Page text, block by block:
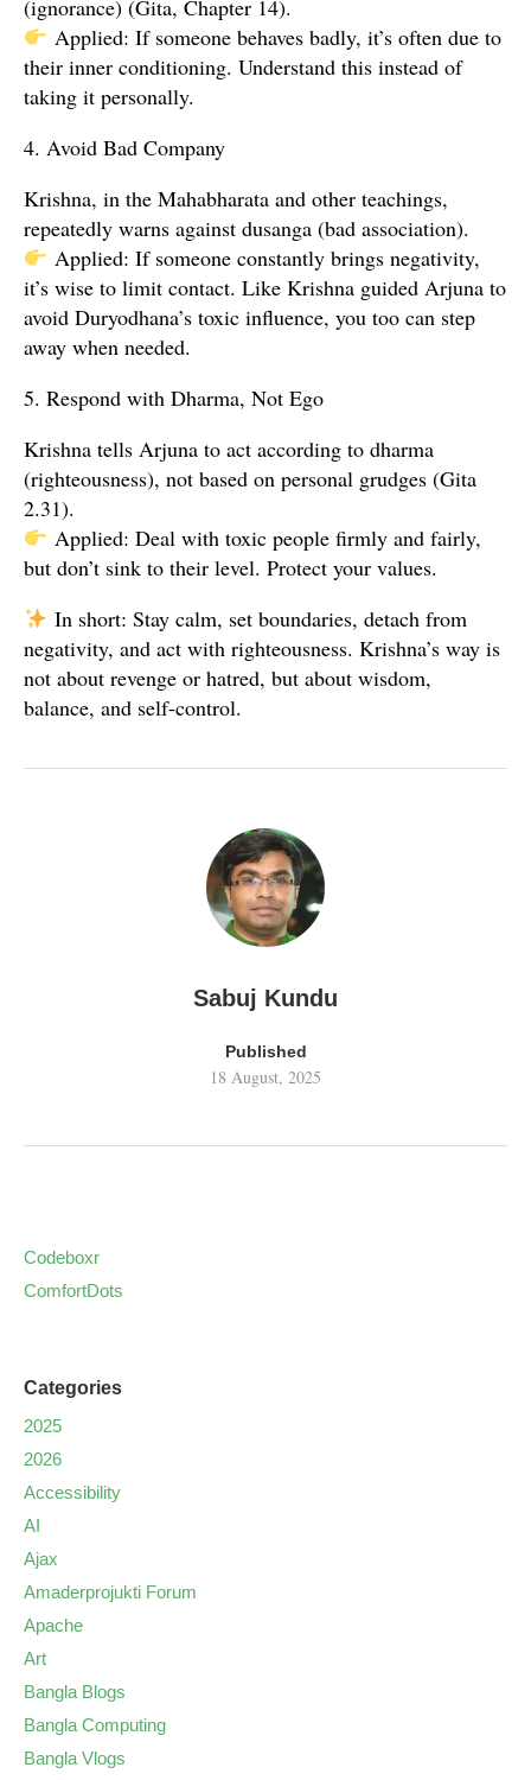
(ignorance) (Gita, Chapter 14).
Applied: If someone behaves badly, it’s often due to
their inner conditioning. Understand this instead of
taking it personally.
4. Avoid Bad Company
Krishna, in the Mahabharata and other teachings,
repeatedly warns against dusanga (bad association).
Applied: If someone constantly brings negativity,
it’s wise to limit contact. Like Krishna guided Arjuna to
avoid Duryodhana’s toxic influence, you too can step
away when needed.
5. Respond with Dharma, Not Ego
Krishna tells Arjuna to act according to dharma
(righteousness), not based on personal grudges (Gita
2.31).
Applied: Deal with toxic people firmly and fairly,
but don’t sink to their level. Protect your values.
In short: Stay calm, set boundaries, detach from
negativity, and act with righteousness. Krishna’s way is
not about revenge or hatred, but about wisdom,
balance, and self-control.
Sabuj Kundu
Published
18 August, 2025
Codeboxr
ComfortDots
Categories
2025
2026
Accessibility
AI
Ajax
Amaderprojukti Forum
Apache
Art
Bangla Blogs
Bangla Computing
Bangla Vlogs